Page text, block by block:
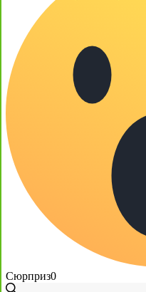
Сюрприз0